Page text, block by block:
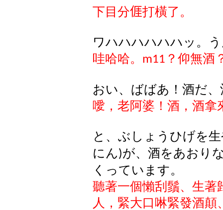
下目分𠊎打橫了。
ワハハハハハハッ。
哇哈哈。 m11 ？仰無酒
おい、ばばあ！酒だ
噯，老阿婆！酒，酒拿
と、ぶしょうひげを
にん )が、酒をあおり
くっています。
聽著一個懶刮鬚、生著
人，緊大口 啉緊發酒顛